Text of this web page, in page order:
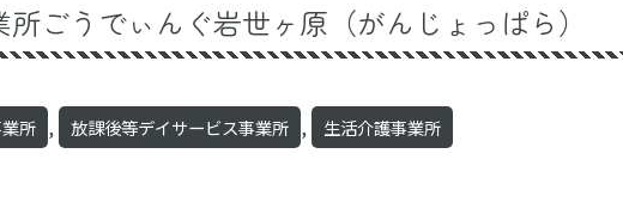
ごうでぃんぐ岩世ヶ原（がんじょっぱら）
所 , 放課後等デイサービス事業所 , 生活介護事業所